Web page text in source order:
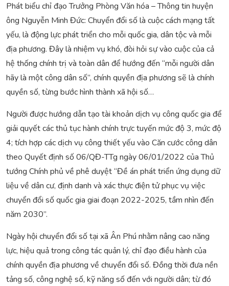
Phát biểu chỉ đạo Trưởng Phòng Văn hóa – Thông tin huyện
ông Nguyễn Minh Đức: Chuyển đổi số là cuộc cách mạng tất
yếu, là động lực phát triển cho mỗi quốc gia, dân tộc và mỗi
địa phương. Đây là nhiệm vụ khó, đòi hỏi sự vào cuộc của cả
hệ thống chính trị và toàn dân để hướng đến “mỗi người dân
hãy là một công dân số”, chính quyền địa phương sẽ là chính
quyền số, từng bước hình thành xã hội số…
Người được hướng dẫn tạo tài khoản dịch vụ công quốc gia để
giải quyết các thủ tục hành chính trực tuyến mức độ 3, mức độ
4; tích hợp các dịch vụ công thiết yếu vào Căn cước công dân
theo Quyết định số 06/QĐ-TTg ngày 06/01/2022 của Thủ
tướng Chính phủ về phê duyệt “Đề án phát triển ứng dụng dữ
liệu về dân cư, định danh và xác thực điện tử phục vụ việc
chuyển đổi số quốc gia giai đoạn 2022-2025, tầm nhìn đến
năm 2030”.
Ngày hội chuyển đổi số tại xã Ân Phú nhằm nâng cao năng
lực, hiệu quả trong công tác quản lý, chỉ đạo điều hành của
chính quyền địa phương về chuyển đổi số. Đồng thời đưa nền
tảng số, công nghệ số, kỹ năng số đến với người dân; từ đó